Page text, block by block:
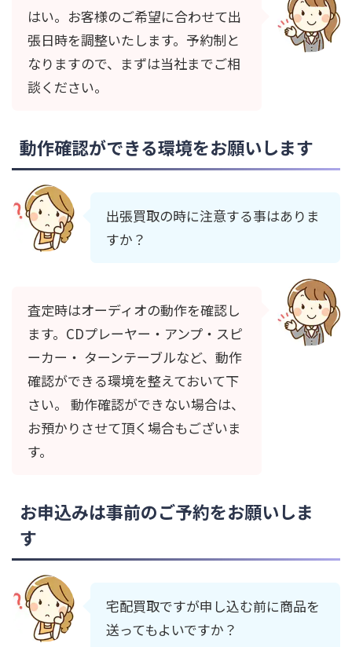
はい。お客様のご希望に合わせて出
張日時を調整いたします。予約制と
なりますので、まずは当社までご相
談ください。
動作確認ができる環境をお願いします
出張買取の時に注意する事はありま
すか？
査定時はオーディオの動作を確認し
ます。CDプレーヤー・アンプ・スピ
ーカー・ ターンテーブルなど、動作
確認ができる環境を整えておいて下
さい。 動作確認ができない場合は、
お預かりさせて頂く場合もございま
す。
お申込みは事前のご予約をお願いしま
す
宅配買取ですが申し込む前に商品を
送ってもよいですか？